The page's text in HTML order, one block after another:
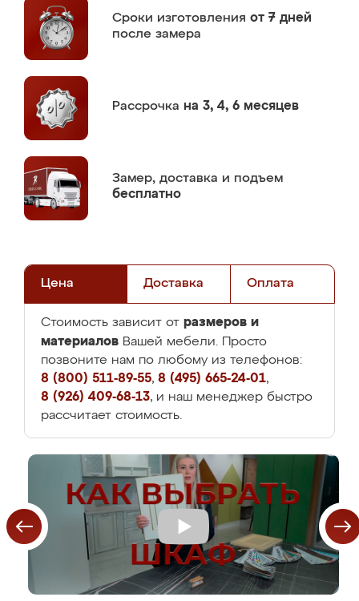
Сроки изготовления от 7 дней
после замера
Рассрочка на 3, 4, 6 месяцев
Замер, доставка и подъем
бесплатно
Цена Доставка Оплата
Стоимость зависит от размеров и
материалов Вашей мебели. Просто
позвоните нам по любому из телефонов:
8 (800) 511-89-55, 8 (495) 665-24-01,
8 (926) 409-68-13, и наш менеджер быстро
рассчитает стоимость.